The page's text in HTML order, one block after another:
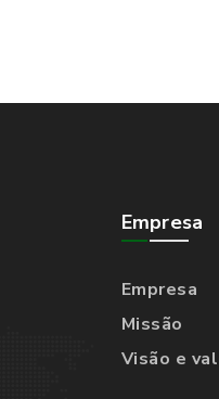
Empresa
Empresa
Missão
Visão e